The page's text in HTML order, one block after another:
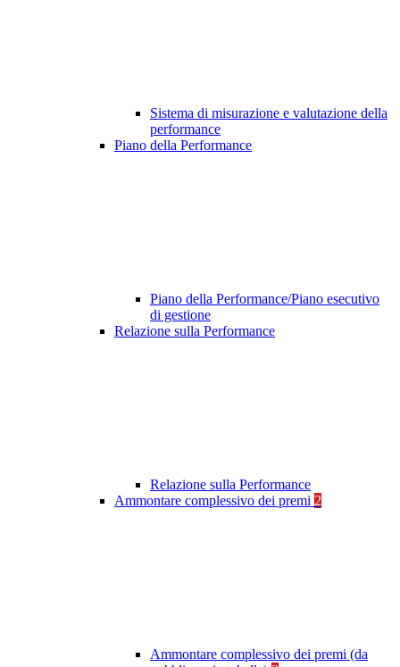
Sistema di misurazione e valutazione della
performance
Piano della Performance
Piano della Performance/Piano esecutivo
di gestione
Relazione sulla Performance
Relazione sulla Performance
Ammontare complessivo dei premi 2
Ammontare complessivo dei premi (da